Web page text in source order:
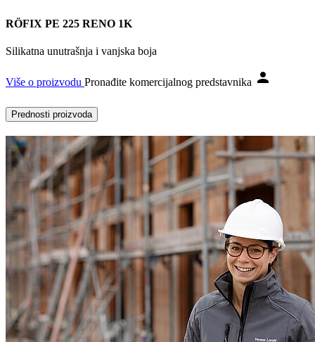
RÖFIX PE 225 RENO 1K
Silikatna unutrašnja i vanjska boja
Više o proizvodu Pronađite komercijalnog predstavnika
Prednosti proizvoda